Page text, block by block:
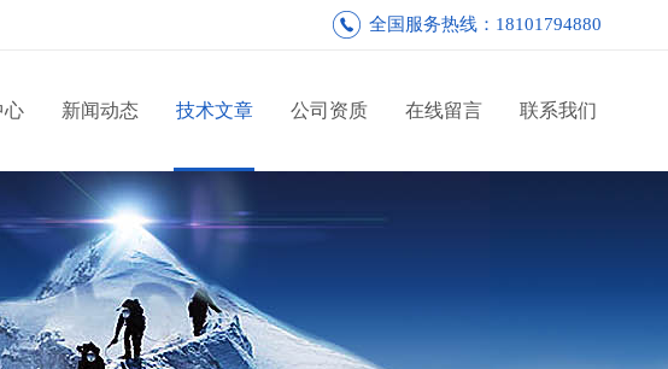
全国服务热线：18101794880
心 新闻动态 技术文章 公司资质 在线留言 联系我们